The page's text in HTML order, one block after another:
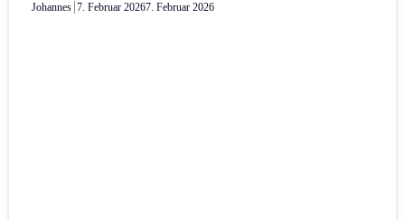
Johannes 7. Februar 20267. Februar 2026